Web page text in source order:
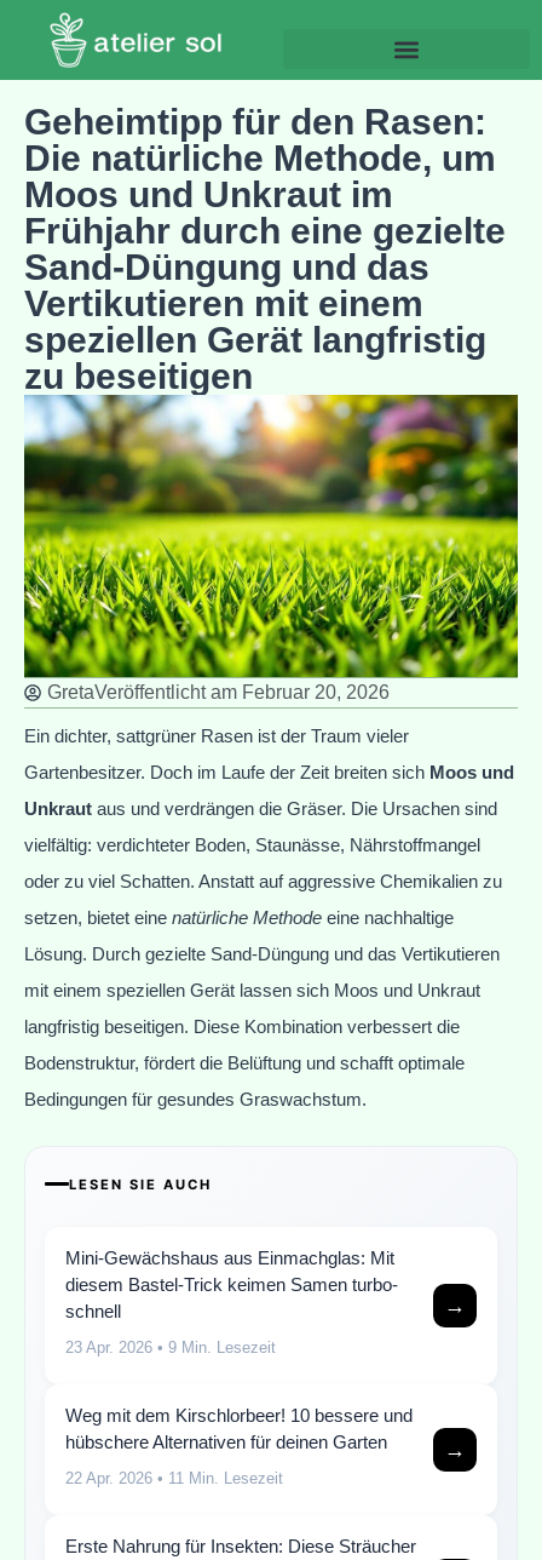
Geheimtipp für den Rasen:
Die natürliche Methode, um
Moos und Unkraut im
Frühjahr durch eine gezielte
Sand-Düngung und das
Vertikutieren mit einem
speziellen Gerät langfristig
zu beseitigen
GretaVeröffentlicht am Februar 20, 2026
Ein dichter, sattgrüner Rasen ist der Traum vieler
Gartenbesitzer. Doch im Laufe der Zeit breiten sich Moos und
Unkraut aus und verdrängen die Gräser. Die Ursachen sind
vielfältig: verdichteter Boden, Staunässe, Nährstoffmangel
oder zu viel Schatten. Anstatt auf aggressive Chemikalien zu
setzen, bietet eine natürliche Methode eine nachhaltige
Lösung. Durch gezielte Sand-Düngung und das Vertikutieren
mit einem speziellen Gerät lassen sich Moos und Unkraut
langfristig beseitigen. Diese Kombination verbessert die
Bodenstruktur, fördert die Belüftung und schafft optimale
Bedingungen für gesundes Graswachstum.
LESEN SIE AUCH
Mini-Gewächshaus aus Einmachglas: Mit
diesem Bastel-Trick keimen Samen turbo-
schnell
23 Apr. 2026 • 9 Min. Lesezeit
→
Weg mit dem Kirschlorbeer! 10 bessere und
hübschere Alternativen für deinen Garten
22 Apr. 2026 • 11 Min. Lesezeit
→
Erste Nahrung für Insekten: Diese Sträucher